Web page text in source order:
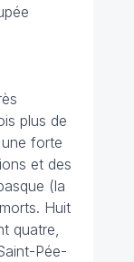
plus de
forte
et des
(la
Huit
quatre,
Pée-